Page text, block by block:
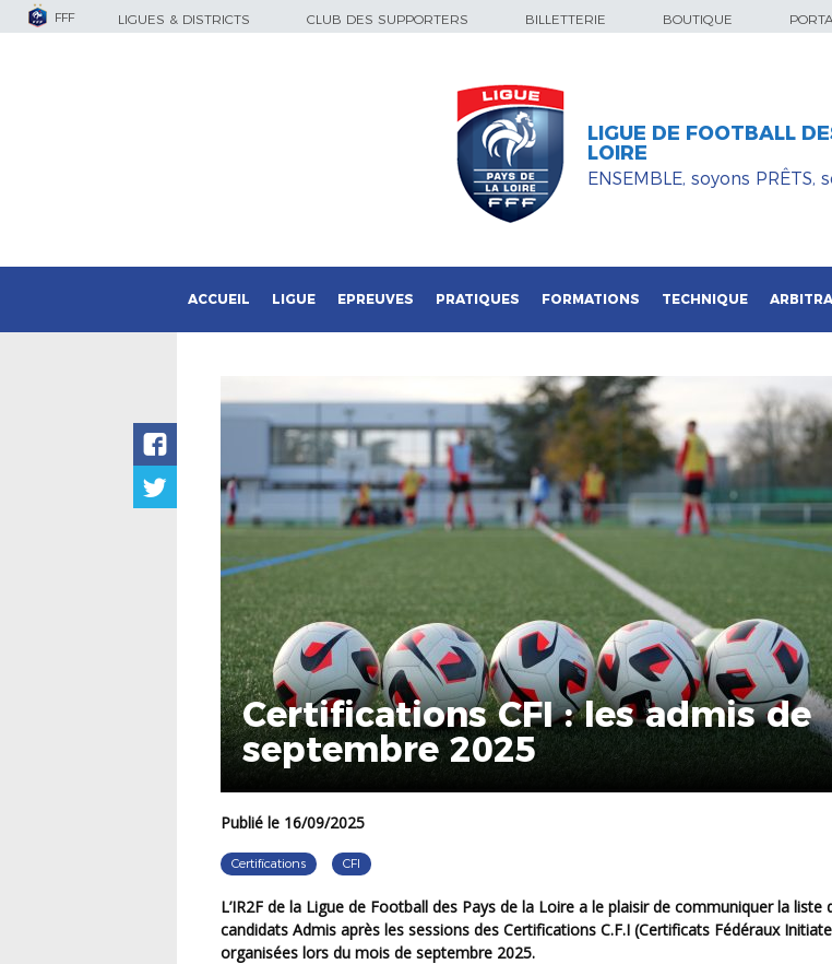
FFF LIGUES & DISTRICTS CLUB DES SUPPORTERS BILLETTERIE BOUTIQUE
LIGUE DE FOOTBALL
LOIRE
ENSEMBLE, soyons PRÊTS,
ACCUEIL LIGUE EPREUVES PRATIQUES FORMATIONS TECHNIQUE
Certifications CFI : les admis de
septembre 2025
Publié le 16/09/2025
Certifications CFI
L’IR2F de la Ligue de Football des Pays de la Loire a le plaisir de communiquer la liste des
candidats Admis après les sessions des Certifications C.F.I (Certificats Fédéraux I
organisées lors du mois de septembre 2025.